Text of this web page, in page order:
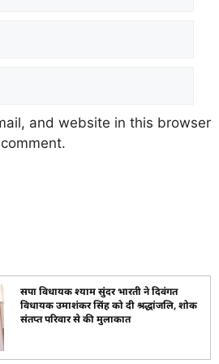
and website in this browser
सपा विधायक श्याम सुंदर भारती ने दिवंगत
विधायक उमाशंकर सिंह को दी श्रद्धांजलि, शोक
संतप्त परिवार से की मुलाकात